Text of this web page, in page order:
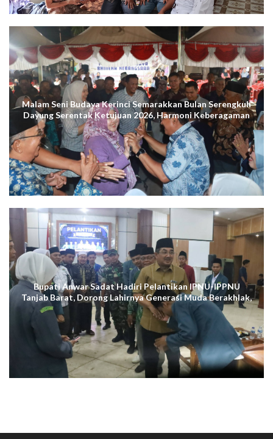
Malam Seni Budaya Kerinci Semarakkan Bulan Serengkuh
Dayung Serentak Ketujuan 2026, Harmoni Keberagaman
Terus Menggema di Kuala Tungkal
Bupati Anwar Sadat Hadiri Pelantikan IPNU-IPPNU
Tanjab Barat, Dorong Lahirnya Generasi Muda Berakhlak,
Cerdas Digital, dan Berdaya Saing